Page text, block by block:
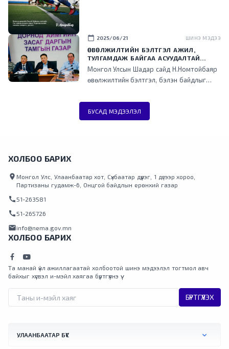
Д.Ариунболдыг онцолж байна.
calendar_today 2025/06/21 ШИНЭ МЭДЭЭ
ӨВӨЛЖИЛТИЙН БЭЛТГЭЛ АЖИЛ,
ТУЛГАМДАЖ БАЙГАА АСУУДАЛТАЙ
ТАНИЛЦЛАА
Монгол Улсын Шадар сайд Н.Номтойбаяр
өвөлжилтийн бэлтгэл, бэлэн байдлыг
танилцаж, үүрэг чиглэл өгөх зорилгоор
Дорнод аймагт ажиллалаа.
БУСАД МЭДЭЭЛЭЛ
ХОЛБОО БАРИХ
location_on Монгол Улс, Улаанбаатар хот, Сүхбаатар дүүрэг, 1 дүгээр хороо,
Партизаны гудамж-6, Онцгой байдлын ерөнхий газар
call 51-263581
call 51-265726
mailinfo@nema.gov.mn
ХОЛБОО БАРИХ
Та манай үйл ажиллагаатай холбоотой шинэ мэдээлэл тогтмол авч
байхыг хүсвэл и-мэйл хаягаа бүртгүүлнэ үү.
БҮРТГҮҮЛЭХ
УЛААНБААТАР БҮС